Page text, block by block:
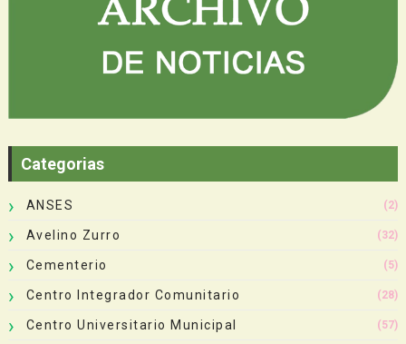
Categorias
ANSES (2)
Avelino Zurro (32)
Cementerio (5)
Centro Integrador Comunitario (28)
Centro Universitario Municipal (57)